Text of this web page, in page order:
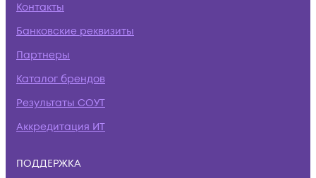
Контакты
Банковские реквизиты
Партнеры
Каталог брендов
Результаты СОУТ
Аккредитация ИТ
ПОДДЕРЖКА